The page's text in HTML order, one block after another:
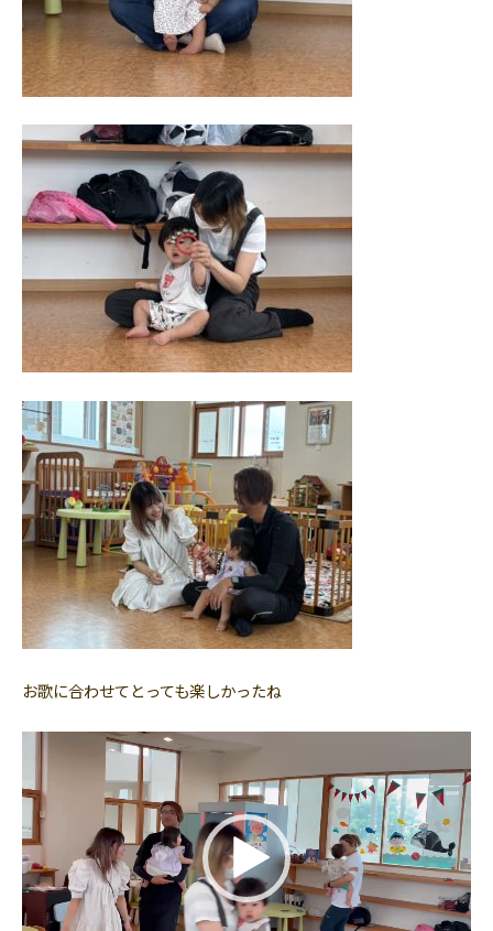
お歌に合わせてとっても楽しかったね
プ
レ
ー
ヤ
ー